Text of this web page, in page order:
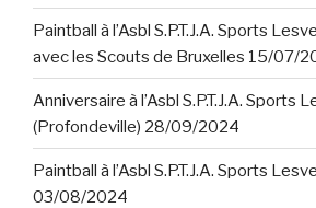
Paintball à l’Asbl S.P.T.J.A. Sports
avec les Scouts de Bruxelles 15/07/
Anniversaire à l’Asbl S.P.T.J.A. Sports
(Profondeville) 28/09/2024
Paintball à l’Asbl S.P.T.J.A. Sports
03/08/2024